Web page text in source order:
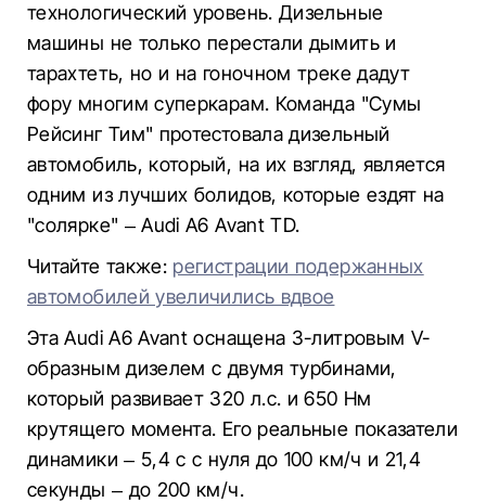
технологический уровень. Дизельные
машины не только перестали дымить и
тарахтеть, но и на гоночном треке дадут
фору многим суперкарам. Команда "Сумы
Рейсинг Тим" протестовала дизельный
автомобиль, который, на их взгляд, является
одним из лучших болидов, которые ездят на
"солярке" – Audi A6 Avant TD.
Читайте также: регистрации подержанных
автомобилей увеличились вдвое
Эта Audi A6 Avant оснащена 3-литровым V-
образным дизелем с двумя турбинами,
который развивает 320 л.с. и 650 Нм
крутящего момента. Его реальные показатели
динамики – 5,4 с с нуля до 100 км/ч и 21,4
секунды – до 200 км/ч.